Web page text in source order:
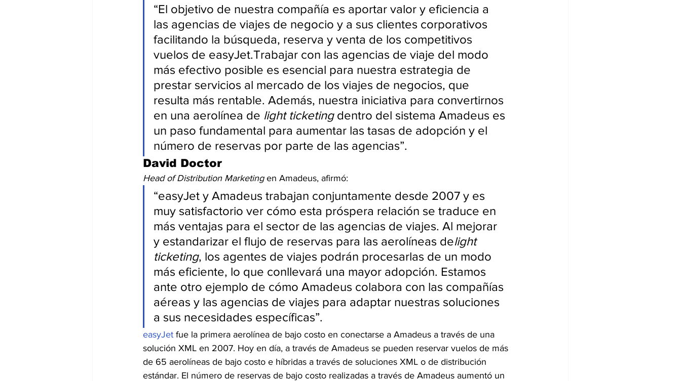
“El objetivo de nuestra compañía es aportar valor y eficiencia a
las agencias de viajes de negocio y a sus clientes corporativos
facilitando la búsqueda, reserva y venta de los competitivos
vuelos de easyJet.Trabajar con las agencias de viaje del modo
más efectivo posible es esencial para nuestra estrategia de
prestar servicios al mercado de los viajes de negocios, que
resulta más rentable. Además, nuestra iniciativa para convertirnos
en una aerolínea de light ticketing dentro del sistema Amadeus es
un paso fundamental para aumentar las tasas de adopción y el
número de reservas por parte de las agencias”.
David Doctor
Head of Distribution Marketing en Amadeus, afirmó:
“easyJet y Amadeus trabajan conjuntamente desde 2007 y es
muy satisfactorio ver cómo esta próspera relación se traduce en
más ventajas para el sector de las agencias de viajes. Al mejorar
y estandarizar el flujo de reservas para las aerolíneas delight
ticketing, los agentes de viajes podrán procesarlas de un modo
más eficiente, lo que conllevará una mayor adopción. Estamos
ante otro ejemplo de cómo Amadeus colabora con las compañías
aéreas y las agencias de viajes para adaptar nuestras soluciones
a sus necesidades específicas”.
easyJet fue la primera aerolínea de bajo costo en conectarse a Amadeus a través de una
solución XML en 2007. Hoy en día, a través de Amadeus se pueden reservar vuelos de más
de 65 aerolíneas de bajo costo e híbridas a través de soluciones XML o de distribución
estándar. El número de reservas de bajo costo realizadas a través de Amadeus aumentó un